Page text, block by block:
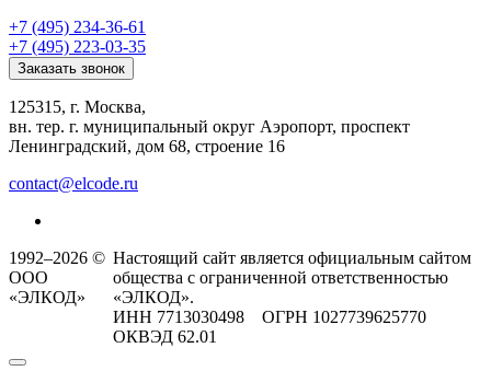
+7 (495) 234-36-61
+7 (495) 223-03-35
Заказать звонок
125315, г. Москва,
вн. тер. г. муниципальный округ Аэропорт, проспект
Ленинградский, дом 68, строение 16
contact@elcode.ru
1992–2026 ©
ООО
«ЭЛКОД»
Настоящий сайт является официальным сайтом
общества с ограниченной ответственностью
«ЭЛКОД».
ИНН 7713030498 ОГРН 1027739625770
ОКВЭД 62.01